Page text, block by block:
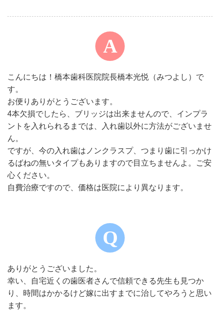
こんにちは！橋本歯科医院院長橋本光悦（みつよし）で
す。
お便りありがとうございます。
4本欠損でしたら、ブリッジは出来ませんので、インプラ
ントを入れられるまでは、入れ歯以外に方法がございませ
ん。
ですが、今の入れ歯はノンクラスプ、つまり歯に引っかけ
るばねの無いタイプもありますので目立ちませんよ。ご安
心ください。
自費治療ですので、価格は医院により異なります。
ありがとうございました。
幸い、自宅近くの歯医者さんで信頼できる先生も見つか
り、時間はかかるけど嫁に出すまでに治してやろうと思い
ます。